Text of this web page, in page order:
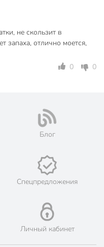
не скользит в
запаха, отлично моется,
0
0
Блог
Спецпредложения
Личный кабинет